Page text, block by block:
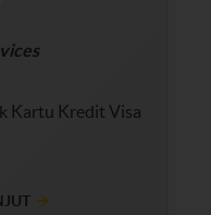
Kartu Kredit Visa